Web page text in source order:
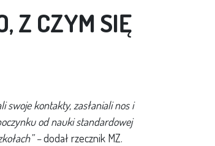
Z CZYM SIĘ
swoje kontakty, zasłaniali nos i
od nauki standardowej
–dodał rzecznik MZ.